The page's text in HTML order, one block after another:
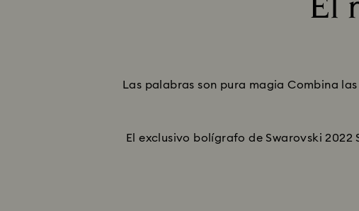
Las palabras son pura magia Combina
El exclusivo bolígrafo de Swarovski